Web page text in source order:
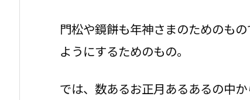
門松や鏡餅も年神さまのためのも
ようにするためのもの。
では、数あるお正月あるあるの中か